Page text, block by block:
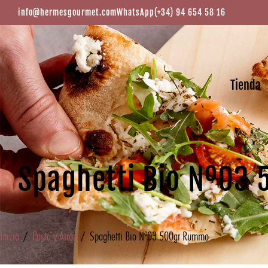
info@hermesgourmet.comWhatsApp(+34) 94 654 58 16
Tienda
Spaghetti Bio Nº03
Inicio / Pasta y Arroz/ Spaghetti Bio Nº03 500gr Rummo